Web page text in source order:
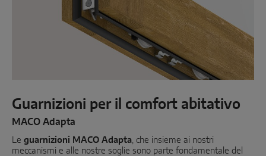
Scorrevole parallelo
Componenti di sistema
Instinct by MACO
MACO Protect M-TS
Guarnizioni per il comfort abitativo
MACO Adapta
Le guarnizioni MACO Adapta, che insieme ai nostri
meccanismi e alle nostre soglie sono parte fondamentale del